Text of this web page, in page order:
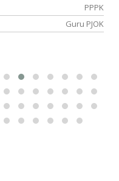
PPPK
Guru PJOK